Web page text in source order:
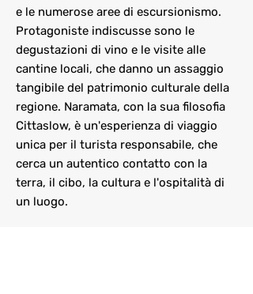
e le numerose aree di escursionismo.
Protagoniste indiscusse sono le
degustazioni di vino e le visite alle
cantine locali, che danno un assaggio
tangibile del patrimonio culturale della
regione. Naramata, con la sua filosofia
Cittaslow, è un'esperienza di viaggio
unica per il turista responsabile, che
cerca un autentico contatto con la
terra, il cibo, la cultura e l'ospitalità di
un luogo.